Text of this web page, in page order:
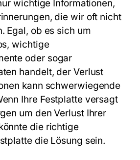
wichtige Informationen,
die wir oft nicht
Egal, ob es sich um
wichtige
oder sogar
handelt, der Verlust
kann schwerwiegende
Ihre Festplatte versagt
um den Verlust Ihrer
die richtige
die Lösung sein.